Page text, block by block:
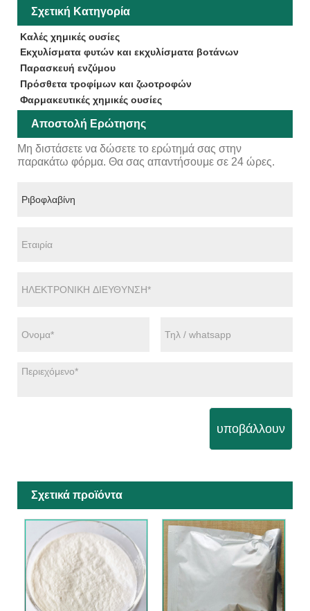
Σχετική Κατηγορία
Καλές χημικές ουσίες
Εκχυλίσματα φυτών και εκχυλίσματα βοτάνων
Παρασκευή ενζύμου
Πρόσθετα τροφίμων και ζωοτροφών
Φαρμακευτικές χημικές ουσίες
Αποστολή Ερώτησης
Μη διστάσετε να δώσετε το ερώτημά σας στην
παρακάτω φόρμα. Θα σας απαντήσουμε σε 24 ώρες.
υποβάλλουν
Σχετικά προϊόντα